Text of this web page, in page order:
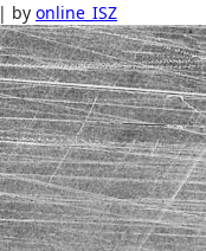
| by online_ISZ